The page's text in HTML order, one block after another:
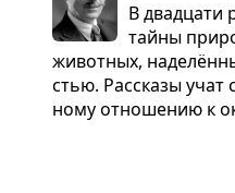
В два­дцати
тайны
живот­ных,
стью. Рас­сказы
ному отно­ше­нию к